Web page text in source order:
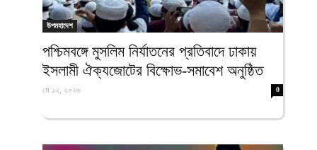
উপমহাদেশ
পশ্চিমবঙ্গে মুসলিম নির্যাতনের প্রতিবাদে ঢাকায়
ইসলামী ঐক্যজোটের বিক্ষোভ-সমাবেশ অনুষ্ঠিত
মে ১২, ২০২৬ 0